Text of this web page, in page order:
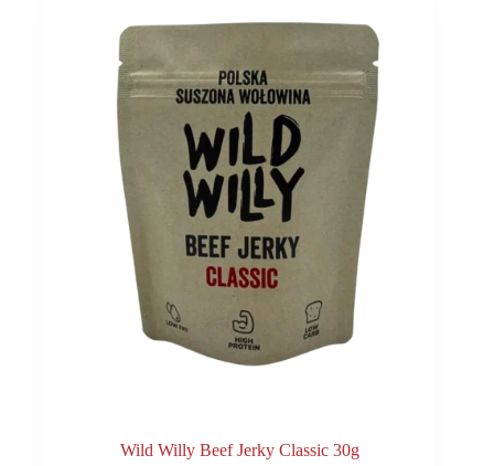
Wild Willy Beef Jerky Classic 30g